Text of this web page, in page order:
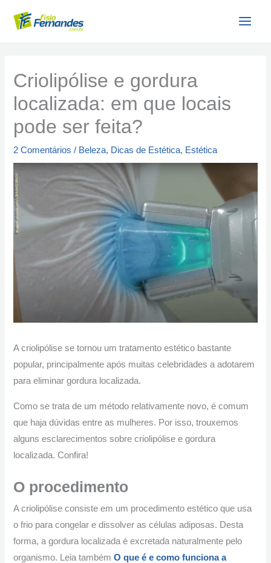
para
Criolipólise e gordura
localizada: em que locais
pode ser feita?
2 Comentários / Beleza, Dicas de Estética, Estética
A criolipólise se tornou um tratamento estético bastante
popular, principalmente após muitas celebridades a adotarem
para eliminar gordura localizada.
Como se trata de um método relativamente novo, é comum
que haja dúvidas entre as mulheres. Por isso, trouxemos
alguns esclarecimentos sobre criolipólise e gordura
localizada. Confira!
O procedimento
A criolipólise consiste em um procedimento estético que usa
o frio para congelar e dissolver as células adiposas. Desta
forma, a gordura localizada é excretada naturalmente pelo
organismo. Leia tambémO que é e como funciona a